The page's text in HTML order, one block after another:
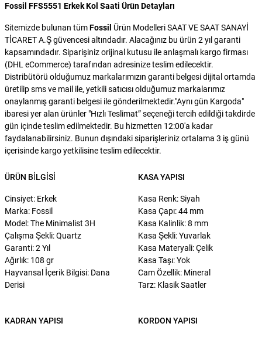
Fossil FFS5551 Erkek Kol Saati Ürün Detayları
Sitemizde bulunan tümFossil Ürün Modelleri SAAT VE SAAT SANAYİ
TİCARET A.Ş güvencesi altındadır. Alacağınız bu ürün 2 yıl garanti
kapsamındadır. Siparişiniz orijinal kutusu ile anlaşmalı kargo firması
(DHL eCommerce) tarafından adresinize teslim edilecektir.
Distribütörü olduğumuz markalarımızın garanti belgesi dijital ortamda
üretilip sms ve mail ile, yetkili satıcısı olduğumuz markalarımız
onaylanmış garanti belgesi ile gönderilmektedir."Aynı gün Kargoda"
ibaresi yer alan ürünler "Hızlı Teslimat” seçeneği tercih edildiği takdirde
gün içinde teslim edilmektedir. Bu hizmetten 12:00'a kadar
faydalanabilirsiniz. Bunun dışındaki siparişleriniz ortalama 3 iş günü
içerisinde kargo yetkilisine teslim edilecektir.
ÜRÜN BILGISI
Cinsiyet: Erkek
Marka: Fossil
Model: The Minimalist 3H
Çalışma Şekli: Quartz
Garanti: 2 Yıl
Ağırlık: 108 gr
Hayvansal İçerik Bilgisi: Dana
Derisi
KASA YAPISI
Kasa Renk: Siyah
Kasa Çapı: 44 mm
Kasa Kalinlik: 8 mm
Kasa Şekli: Yuvarlak
Kasa Materyali: Çelik
Kasa Taşı: Yok
Cam Özellik: Mineral
Tarz: Klasik Saatler
KADRAN YAPISI KORDON YAPISI